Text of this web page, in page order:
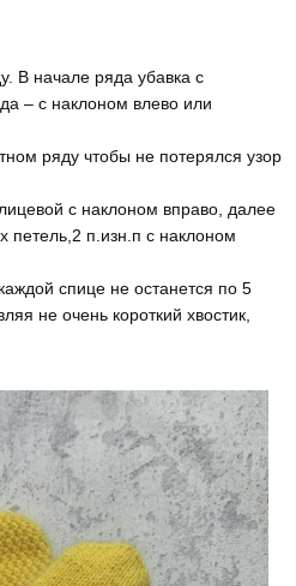
В начале ряда убавка с
– с наклоном влево или
ряду чтобы не потерялся узор
с наклоном вправо, далее
петель,2 п.изн.п с наклоном
спице не останется по 5
не очень короткий хвостик,